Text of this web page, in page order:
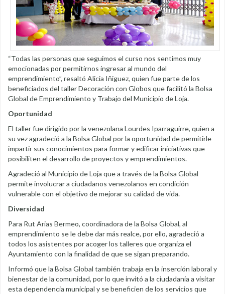
“Todas las personas que seguimos el curso nos sentimos muy
emocionadas por permitirnos ingresar al mundo del
emprendimiento”, resaltó Alicia Iñiguez, quien fue parte de los
beneficiados del taller Decoración con Globos que facilitó la Bolsa
Global de Emprendimiento y Trabajo del Municipio de Loja.
Oportunidad
El taller fue dirigido por la venezolana Lourdes Iparraguirre, quien a
su vez agradeció a la Bolsa Global por la oportunidad de permitirle
impartir sus conocimientos para formar y edificar iniciativas que
posibiliten el desarrollo de proyectos y emprendimientos.
Agradeció al Municipio de Loja que a través de la Bolsa Global
permite involucrar a ciudadanos venezolanos en condición
vulnerable con el objetivo de mejorar su calidad de vida.
Diversidad
Para Rut Arias Bermeo, coordinadora de la Bolsa Global, al
emprendimiento se le debe dar más realce, por ello, agradeció a
todos los asistentes por acoger los talleres que organiza el
Ayuntamiento con la finalidad de que se sigan preparando.
Informó que la Bolsa Global también trabaja en la inserción laboral y
bienestar de la comunidad, por lo que invitó a la ciudadanía a visitar
esta dependencia municipal y se beneficien de los servicios que